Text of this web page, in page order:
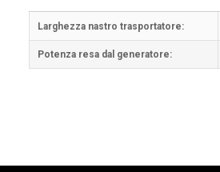
Larghezza nastro trasportatore:
Potenza resa dal generatore: